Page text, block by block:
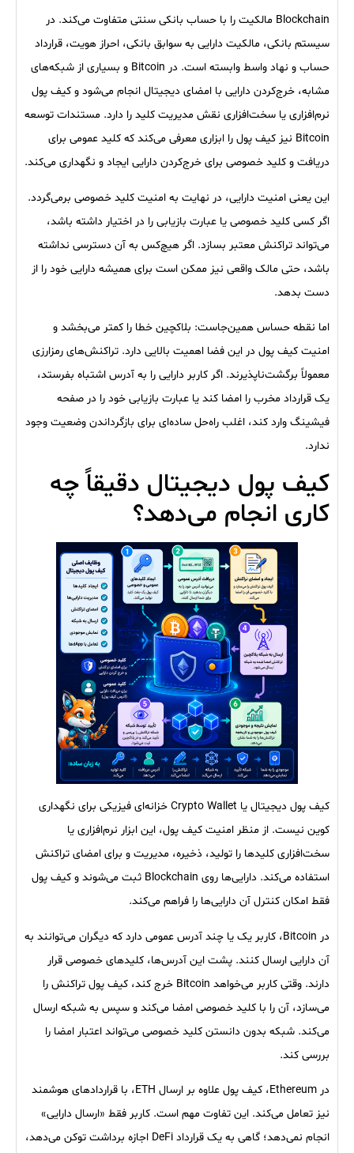
Blockchain مالکیت را با حساب بانکی سنتی متفاوت می‌کند. در
سیستم بانکی، مالکیت دارایی به سوابق بانکی، احراز هویت، قرارداد
حساب و نهاد واسط وابسته است. در Bitcoin و بسیاری از شبکه‌های
مشابه، خرج‌کردن دارایی با امضای دیجیتال انجام می‌شود و کیف پول
نرم‌افزاری یا سخت‌افزاری نقش مدیریت کلید را دارد. مستندات توسعه
Bitcoin نیز کیف پول را ابزاری معرفی می‌کند که کلید عمومی برای
دریافت و کلید خصوصی برای خرج‌کردن دارایی ایجاد و نگهداری می‌کند.
این یعنی امنیت دارایی، در نهایت به امنیت کلید خصوصی برمی‌گردد.
اگر کسی کلید خصوصی یا عبارت بازیابی را در اختیار داشته باشد،
می‌تواند تراکنش معتبر بسازد. اگر هیچ‌کس به آن دسترسی نداشته
باشد، حتی مالک واقعی نیز ممکن است برای همیشه دارایی خود را از
دست بدهد.
اما نقطه حساس همین‌جاست: بلاکچین خطا را کمتر می‌بخشد و
امنیت کیف پول در این فضا اهمیت بالایی دارد. تراکنش‌های رمزارزی
معمولاً برگشت‌ناپذیرند. اگر کاربر دارایی را به آدرس اشتباه بفرستد،
یک قرارداد مخرب را امضا کند یا عبارت بازیابی خود را در صفحه
فیشینگ وارد کند، اغلب راه‌حل ساده‌ای برای بازگرداندن وضعیت وجود
ندارد.
کیف پول دیجیتال دقیقاً چه
کاری انجام می‌دهد؟
کیف پول دیجیتال یا Crypto Wallet خزانه‌ای فیزیکی برای نگهداری
کوین نیست. از منظر امنیت کیف پول، این ابزار نرم‌افزاری یا
سخت‌افزاری کلیدها را تولید، ذخیره، مدیریت و برای امضای تراکنش
استفاده می‌کند. دارایی‌ها روی Blockchain ثبت می‌شوند و کیف پول
فقط امکان کنترل آن دارایی‌ها را فراهم می‌کند.
در Bitcoin، کاربر یک یا چند آدرس عمومی دارد که دیگران می‌توانند به
آن دارایی ارسال کنند. پشت این آدرس‌ها، کلیدهای خصوصی قرار
دارند. وقتی کاربر می‌خواهد Bitcoin خرج کند، کیف پول تراکنش را
می‌سازد، آن را با کلید خصوصی امضا می‌کند و سپس به شبکه ارسال
می‌کند. شبکه بدون دانستن کلید خصوصی می‌تواند اعتبار امضا را
بررسی کند.
در Ethereum، کیف پول علاوه بر ارسال ETH، با قراردادهای هوشمند
نیز تعامل می‌کند. این تفاوت مهم است. کاربر فقط «ارسال دارایی»
انجام نمی‌دهد؛ گاهی به یک قرارداد DeFi اجازه برداشت توکن می‌دهد،